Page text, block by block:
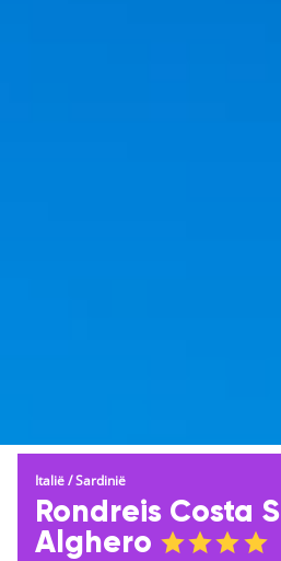
Italië/Sardinië
Rondreis Costa
Alghero